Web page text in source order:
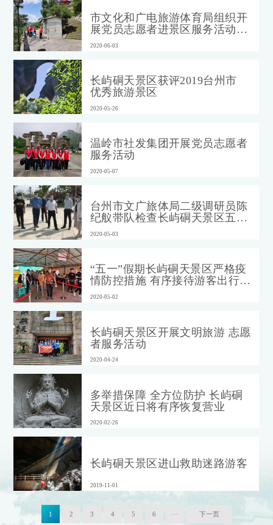
市文化和广电旅游体育局组织开
展党员志愿者进景区服务活动助
力文明城市创建
2020-06-03
长屿硐天景区获评2019台州市
优秀旅游景区
2020-05-26
温岭市社发集团开展党员志愿者
服务活动
2020-05-07
台州市文广旅体局二级调研员陈
纪舣带队检查长屿硐天景区五一
假期疫情防控管理工作
2020-05-03
“五一”假期长屿硐天景区严格疫
情防控措施 有序接待游客出行游
玩
2020-05-02
长屿硐天景区开展文明旅游 志愿
者服务活动
2020-04-24
多举措保障 全方位防护 长屿硐
天景区近日将有序恢复营业
2020-02-26
长屿硐天景区进山救助迷路游客
2019-11-01
1 2 3 4 5 6 ··· 下一页